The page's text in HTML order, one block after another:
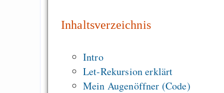
Inhaltsverzeichnis
Intro
Let-Rekursion erklärt
Mein Augenöffner (Code)
Heute ist der
Digitale Euro nur
behauptet